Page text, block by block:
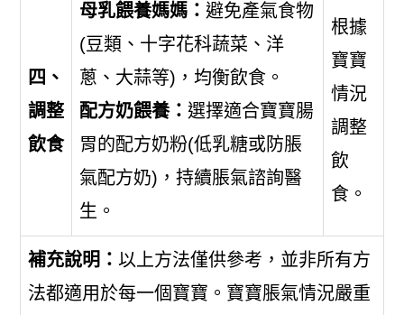
四、
調整
飲食
母乳餵養媽媽： 避免產氣食物
(豆類、十字花科蔬菜、洋
蔥、大蒜等)，均衡飲食。
配方奶餵養： 選擇適合寶寶腸
胃的配方奶粉(低乳糖或防脹
氣配方奶)，持續脹氣諮詢醫
生。
根據
寶寶
情況
調整
飲
食。
補充說明： 以上方法僅供參考，並非所有方
法都適用於每一個寶寶。寶寶脹氣情況嚴重